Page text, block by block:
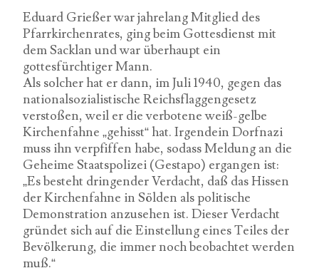
Eduard Grießer war jahrelang Mitglied des
Pfarrkirchenrates, ging beim Gottesdienst mit
dem Sacklan und war überhaupt ein
gottesfürchtiger Mann.
Als solcher hat er dann, im Juli 1940, gegen das
nationalsozialistische Reichsflaggengesetz
verstoßen, weil er die verbotene weiß-gelbe
Kirchenfahne „gehisst“ hat. Irgendein Dorfnazi
muss ihn verpfiffen habe, sodass Meldung an die
Geheime Staatspolizei (Gestapo) ergangen ist:
„Es besteht dringender Verdacht, daß das Hissen
der Kirchenfahne in Sölden als politische
Demonstration anzusehen ist. Dieser Verdacht
gründet sich auf die Einstellung eines Teiles der
Bevölkerung, die immer noch beobachtet werden
muß.“